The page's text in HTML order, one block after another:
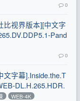
0
比视界版本][中文字
Pand
0
文字幕].Inside.the.T
DL.H.265.HDR.
WEB-4K